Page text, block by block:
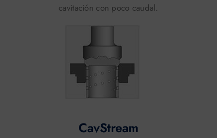
cavitación con poco caudal.
CavStream